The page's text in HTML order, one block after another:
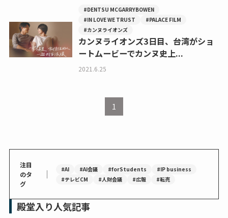
#DENTSU MCGARRYBOWEN
#IN LOVE WE TRUST
#PALACE FILM
#カンヌライオンズ
カンヌライオンズ3日目、台湾がショ
ートムービーでカンヌ史上...
2021.6.25
1
注目
のタ
グ
｜ #AI #AI会議 #forStudents
#IP business
#テレビCM
#人財会議 #広報 #転売
殿堂入り人気記事